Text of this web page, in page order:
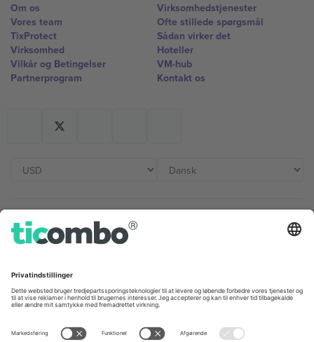
Om os
Vores team
TixProtect
Virksomhed
Vilkår og Betingelser
Partnerprogram
Virksomhedstjenester
Ofte stillede spørgsmål
Sådan virker det
Hoteller
VM-hub
Kontakt os
Kontorer og support
Unter den Linden 24, 10117
Berlin, Germany
London, EC1V 1AW, United
Kingdom
United States Switzerland